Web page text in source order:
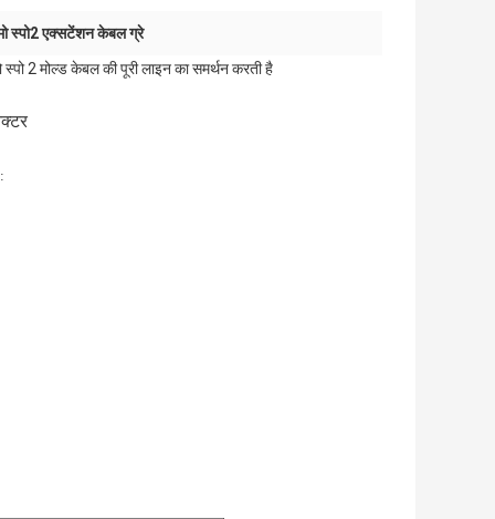
स्पो2 एक्सटेंशन केबल ग्रे
2 मोल्ड केबल की पूरी लाइन का समर्थन करती है